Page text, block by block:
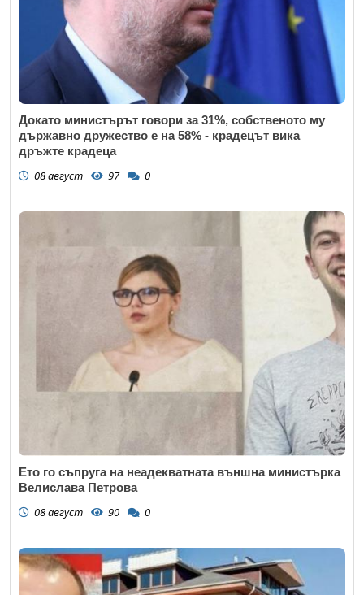
Докато министърът говори за 31%, собственото му
държавно дружество е на 58% - крадецът вика
дръжте крадеца
08 август 97 0
Ето го съпруга на неадекватната външна министърка
Велислава Петрова
08 август 90 0